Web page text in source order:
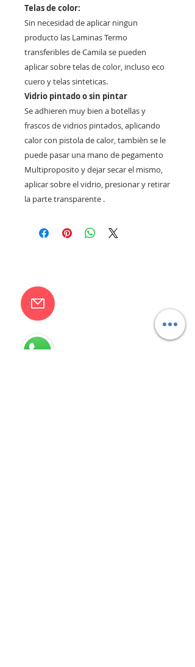
Telas de color:
Sin necesidad de aplicar ningun
producto las Laminas Termo
transferibles de Camila se pueden
aplicar sobre telas de color, incluso eco
cuero y telas sinteticas.
Vidrio pintado o sin pintar
Se adhieren muy bien a botellas y
frascos de vidrios pintados, aplicando
calor con pistola de calor, tambièn se le
puede pasar una mano de pegamento
Multiproposito y dejar secar el mismo,
aplicar sobre el vidrio, presionar y retirar
la parte transparente .